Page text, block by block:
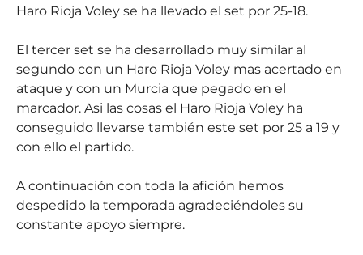
Haro Rioja Voley se ha llevado el set por 25-18.
El tercer set se ha desarrollado muy similar al
segundo con un Haro Rioja Voley mas acertado en
ataque y con un Murcia que pegado en el
marcador. Asi las cosas el Haro Rioja Voley ha
conseguido llevarse también este set por 25 a 19 y
con ello el partido.
A continuación con toda la afición hemos
despedido la temporada agradeciéndoles su
constante apoyo siempre.